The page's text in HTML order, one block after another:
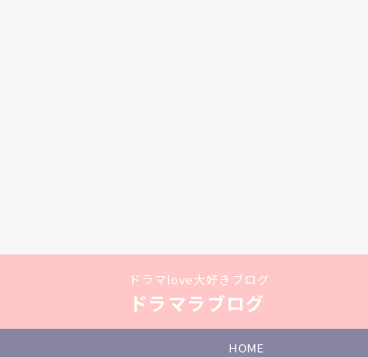
ドラマlove大好きブログ
ドラマラブログ
HOME